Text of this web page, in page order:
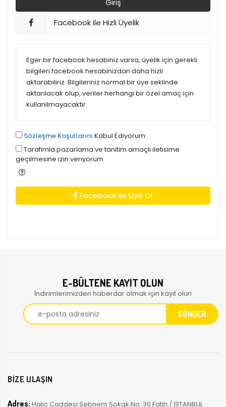
Facebook ile Hizli Üyelik
Eger bir facebook hesabiniz varsa, üyelik için gerekli
bilgileri facebook hesabinizdan daha hizli
aktarabiliriz. Bilgileriniz normal bir üye seklinde
aktarilacak olup, veriler herhangi bir özel amaç için
kullanilmayacaktir.
Sözleşme Koşullarını Kabul Ediyorum.
Tarafimla pazarlama ve tanitim amaçli iletisime
geçilmesine izin veriyorum
Facebook ile Üye Ol
E-BÜLTENE KAYIT OLUN
İndirimlerimizden haberdar olmak için kayıt olun
BİZE ULAŞIN
Adres: Haliç Caddesi Şebnem Sokak No: 30 Fatih / İSTANBUL